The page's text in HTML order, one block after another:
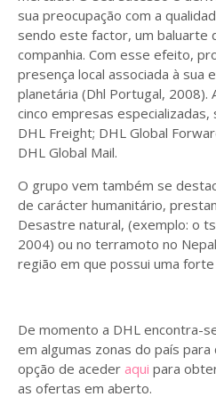
sua preocupação com a
sendo este factor, um baluarte
companhia. Com esse efeito,
presença local associada à sua
planetária (Dhl Portugal, 2008).
cinco empresas especializadas,
DHL Freight; DHL Global
DHL Global Mail.
O grupo vem também se
de carácter humanitário,
Desastre natural, (exemplo: o
2004) ou no terramoto no
região em que possui uma
De momento a DHL encontra-
em algumas zonas do país
opção de aceder aqui para
as ofertas em aberto.